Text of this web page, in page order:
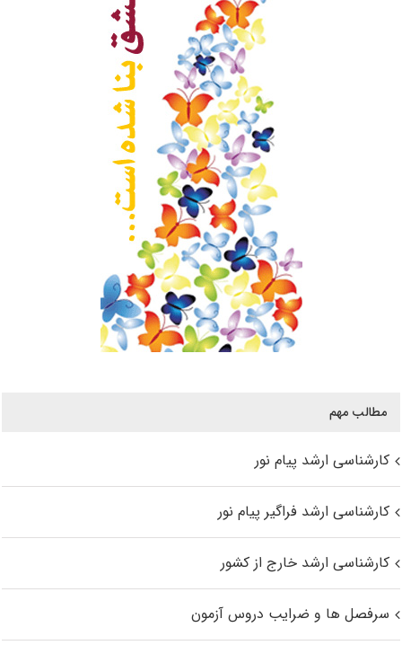
مطالب مهم
کارشناسی ارشد پیام نور
کارشناسی ارشد فراگیر پیام نور
کارشناسی ارشد خارج از کشور
سرفصل ها و ضرایب دروس آزمون